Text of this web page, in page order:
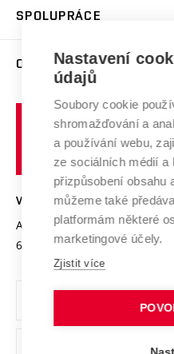
Brno
Celoživotní vzdělávání
E-přihláška
Harmonogram akademického
Závěrečné práce
Doktorské studium
Zpracování osobních údajů
Sociální bezpečí
Studium bez bariér
Podpora podnikání
Mezinárodní vědecká rada
Systém zajišťování kvality
Výzkumné infrastruktury
Transfer znalostí
Open Science
Projekty
Projekty ze strukturálních
Specifický výzkum
SPOLUPRÁCE
Zahraniční spolupráce
Spolupráce se školami
Služby univerzity
Mezinárodní dohody
Univerzitní sítě
O UNIVERZITĚ
Profil univerzity
Udržitelná univerzita
Podnikavá univerzita /
Bezpečná univerzita
Vyznamenání
Organizační struktura
Ochrana osobních údajů
VYSOKÉ UČENÍ TECHNICKÉ V
Antonínská 548/1
602 00 Brno
Nastavení
údajů
Soubory cookie
shromažďování a
a používání webu,
ze sociálních médií a
přizpůsobení obsahu
můžeme také
platformám některé
marketingové účely.
Zjistit více